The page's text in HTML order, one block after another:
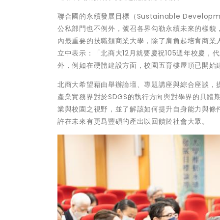
聯合國的永續發展目標（Sustainable
公私部門也不例外，號召各界勾勒永續未來的樣
內最重要的技職類商業大學，除了肩負起培育商
立中表示：「北商大12月就要慶祝105週年校慶，
外，例如在硬體建設方面，校園五育樓屋頂已開
北商大希望藉由舉辦論壇、專題講座與綜合座談
產業實務界對於SDGS的執行方向與對學界的具
業與校園之視野，並了解該如何提升自身能力與
許在未來有更爲豐碩的產出以回饋於社會大眾。